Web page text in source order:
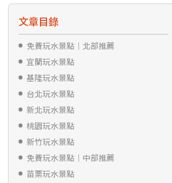
文章目錄
免費玩水景點｜北部推薦
宜蘭玩水景點
基隆玩水景點
台北玩水景點
新北玩水景點
桃園玩水景點
新竹玩水景點
免費玩水景點｜中部推薦
苗栗玩水景點